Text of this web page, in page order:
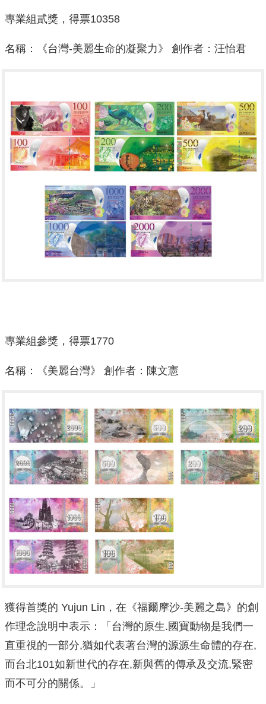
專業組貳獎，得票10358
名稱：《台灣-美麗生命的凝聚力》 創作者：汪怡君
專業組參獎，得票1770
名稱：《美麗台灣》 創作者：陳文憲
獲得首獎的 Yujun Lin，在《福爾摩沙-美麗之島》的創
作理念說明中表示：「台灣的原生.國寶動物是我們一
直重視的一部分,猶如代表著台灣的源源生命體的存在,
而台北101如新世代的存在,新與舊的傳承及交流,緊密
而不可分的關係。」